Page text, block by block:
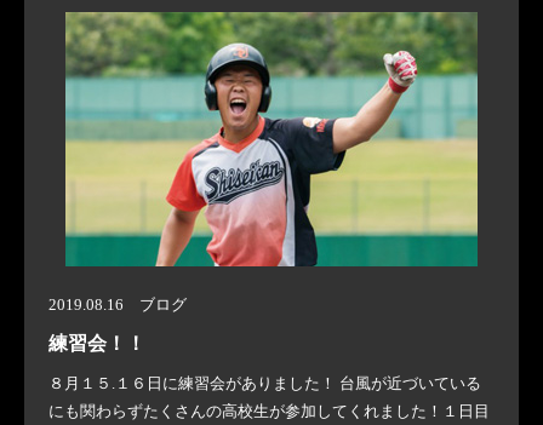
2019.08.16 ブログ
練習会！！
８月１５.１６日に練習会がありました！ 台風が近づいている
にも関わらずたくさんの高校生が参加してくれました！１日目